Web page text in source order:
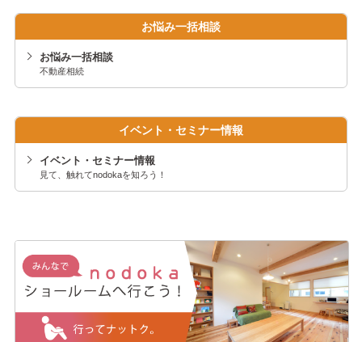
お悩み一括相談
お悩み一括相談
不動産相続
イベント・セミナー情報
イベント・セミナー情報
見て、触れてnodokaを知ろう！